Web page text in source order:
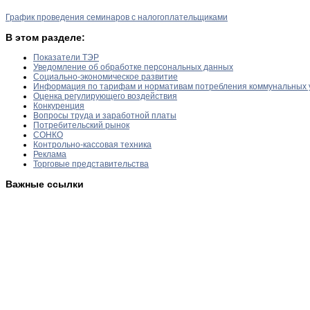
График проведения семинаров с налогоплательщиками
В этом разделе:
Показатели ТЭР
Уведомление об обработке персональных данных
Социально-экономическое развитие
Информация по тарифам и нормативам потребления коммунальных
Оценка регулирующего воздействия
Конкуренция
Вопросы труда и заработной платы
Потребительский рынок
СОНКО
Контрольно-кассовая техника
Реклама
Торговые представительства
Важные ссылки